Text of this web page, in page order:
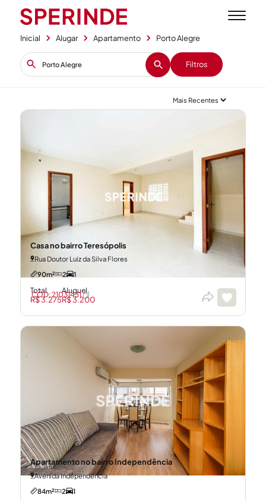
Inicial Alugar Apartamento Porto Alegre
Filtros
Casa no bairro Teresópolis
Rua Doutor Luiz da Silva Flores
90m²
2 1
Total
R$ 3.275
Aluguel
R$ 3.200
CÓD: 21031431
Apartamento no bairro Independência
Avenida Independência
84m²
2 1